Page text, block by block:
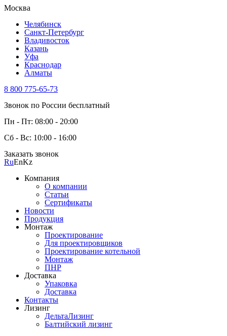
Москва
Челябинск
Санкт-Петербург
Владивосток
Казань
Уфа
Краснодар
Алматы
8 800 775-65-73
Звонок по России бесплатный
Пн - Пт: 08:00 - 20:00
Сб - Вс: 10:00 - 16:00
Заказать звонок
RuEnKz
Компания
О компании
Статьи
Сертификаты
Новости
Продукция
Монтаж
Проектирование
Для проектировщиков
Проектирование котельной
Монтаж
ПНР
Доставка
Упаковка
Доставка
Контакты
Лизинг
ДельтаЛизинг
Балтийский лизинг